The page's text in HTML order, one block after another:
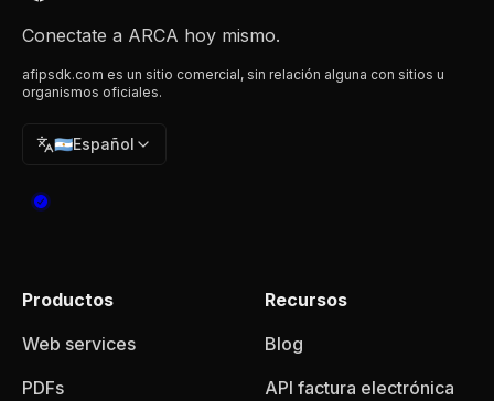
Conectate a ARCA hoy mismo.
afipsdk.com es un sitio comercial, sin relación alguna con sitios u
organismos oficiales.
🇦🇷Español
Productos
Web services
PDFs
Recursos
Blog
API factura electrónica